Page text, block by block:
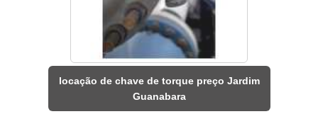
locação de chave de torque preço Jardim
Guanabara